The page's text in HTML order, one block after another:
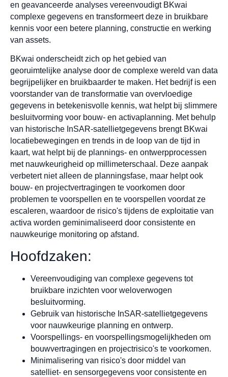
en geavanceerde analyses vereenvoudigt BKwai
complexe gegevens en transformeert deze in bruikbare
kennis voor een betere planning, constructie en werking
van assets.
BKwai onderscheidt zich op het gebied van
georuimtelijke analyse door de complexe wereld van data
begrijpelijker en bruikbaarder te maken. Het bedrijf is een
voorstander van de transformatie van overvloedige
gegevens in betekenisvolle kennis, wat helpt bij slimmere
besluitvorming voor bouw- en activaplanning. Met behulp
van historische InSAR-satellietgegevens brengt BKwai
locatiebewegingen en trends in de loop van de tijd in
kaart, wat helpt bij de plannings- en ontwerpprocessen
met nauwkeurigheid op millimeterschaal. Deze aanpak
verbetert niet alleen de planningsfase, maar helpt ook
bouw- en projectvertragingen te voorkomen door
problemen te voorspellen en te voorspellen voordat ze
escaleren, waardoor de risico's tijdens de exploitatie van
activa worden geminimaliseerd door consistente en
nauwkeurige monitoring op afstand.
Hoofdzaken:
Vereenvoudiging van complexe gegevens tot
bruikbare inzichten voor weloverwogen
besluitvorming.
Gebruik van historische InSAR-satellietgegevens
voor nauwkeurige planning en ontwerp.
Voorspellings- en voorspellingsmogelijkheden om
bouwvertragingen en projectrisico's te voorkomen.
Minimalisering van risico's door middel van
satelliet- en sensorgegevens voor consistente en